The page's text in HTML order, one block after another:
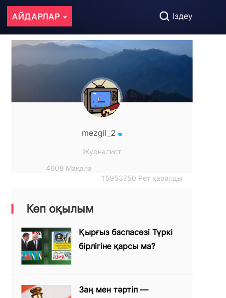
АЙДАРЛАР Іздеу
mezgil_2
Журналист
4608 Мақала
15953750 Рет қаралды
Көп оқылым
Қырғыз баспасөзі Түркі
бірлігіне қарсы ма?
Заң мен тәртіп —